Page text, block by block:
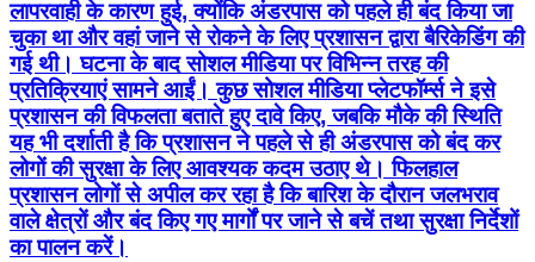
लापरवाही के कारण हुई, क्योंकि अंडरपास को पहले ही बंद किया जा
चुका था और वहां जाने से रोकने के लिए प्रशासन द्वारा बैरिकेडिंग की
गई थी। घटना के बाद सोशल मीडिया पर विभिन्न तरह की
प्रतिक्रियाएं सामने आईं। कुछ सोशल मीडिया प्लेटफॉर्म्स ने इसे
प्रशासन की विफलता बताते हुए दावे किए, जबकि मौके की स्थिति
यह भी दर्शाती है कि प्रशासन ने पहले से ही अंडरपास को बंद कर
लोगों की सुरक्षा के लिए आवश्यक कदम उठाए थे। फिलहाल
प्रशासन लोगों से अपील कर रहा है कि बारिश के दौरान जलभराव
वाले क्षेत्रों और बंद किए गए मार्गों पर जाने से बचें तथा सुरक्षा निर्देशों
का पालन करें।